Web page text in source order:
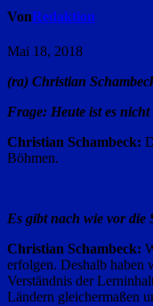
VonRedaktion
Mai 18, 2018
(ra) Christian
Frage: Heute ist es
Christian Schambeck:
Böhmen.
Es gibt nach wie vor die
Christian Schambeck:
erfolgen. Deshalb haben
Verständnis der
Ländern gleichermaßen